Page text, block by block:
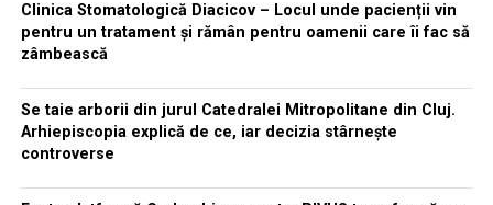
Clinica Stomatologică Diacicov – Locul unde pacienții vin
pentru un tratament și rămân pentru oamenii care îi fac să
zâmbească
Se taie arborii din jurul Catedralei Mitropolitane din Cluj.
Arhiepiscopia explică de ce, iar decizia stârnește
controverse